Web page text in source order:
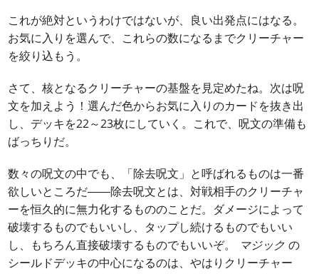
これが絶対というわけではないが、良い出発点にはなる。
お気に入りを選んで、これらの数になるまでクリーチャー
を絞り込もう。
さて、核となるクリーチャーの基盤を見定めたね。次は呪
文を加えよう！選んだ色からお気に入りのカードを抜き出
し、デッキを22～23枚にしていく。これで、呪文の準備も
ばっちりだ。
数々の呪文の中でも、「除去呪文」と呼ばれるものは一番
欲しいところだ――除去呪文とは、対戦相手のクリーチャ
ーを恒久的に無力化するもののことだ。ダメージによって
破壊するものでもいいし、タップし続けるものでもいい
し、もちろん直接破壊するものでもいいぞ。
マジック の
シールドデッキの中心になるのは、やはりクリーチャー